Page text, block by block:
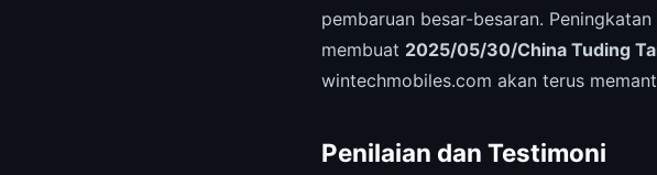
pembaruan besar-besaran.
membuat 2025/05/30/China Tuding
wintechmobiles.com akan terus
Penilaian dan Testimoni